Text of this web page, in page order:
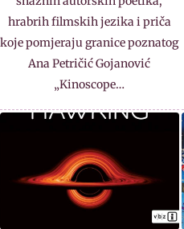
hrabrih filmskih jezika i priča
koje pomjeraju granice poznatog
Ana Petričić Gojanović
„Kinoscope…